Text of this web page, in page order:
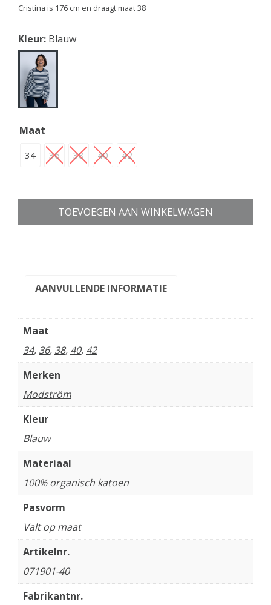
Cristina is 176 cm en draagt maat 38
Kleur: Blauw
Maat
34 36 38 40 42
TOEVOEGEN AAN WINKELWAGEN
AANVULLENDE INFORMATIE
Maat
34, 36, 38, 40, 42
Merken
Modström
Kleur
Blauw
Materiaal
100% organisch katoen
Pasvorm
Valt op maat
Artikelnr.
071901-40
Fabrikantnr.